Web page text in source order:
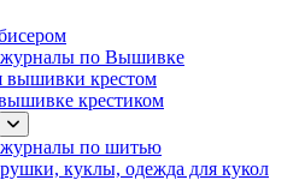
по Вышивке
вышивки крестом
крестиком
по шитью
куклы, одежда для кукол